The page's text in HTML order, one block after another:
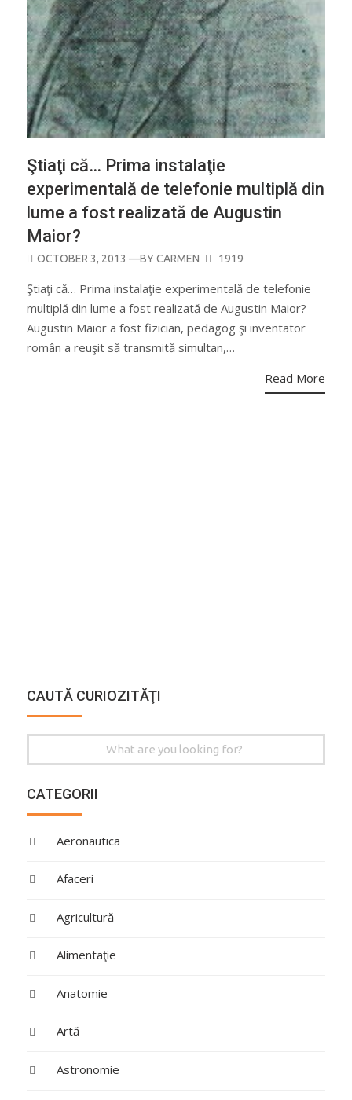
Ştiaţi că… Prima instalaţie
experimentală de telefonie multiplă din
lume a fost realizată de Augustin
Maior?
POSTED
OCTOBER 3, 2013 —BYCARMEN 1919
Ştiaţi că… Prima instalaţie experimentală de telefonie
multiplă din lume a fost realizată de Augustin Maior?
Augustin Maior a fost fizician, pedagog şi inventator
român a reuşit să transmită simultan,…
Read More
CAUTĂ CURIOZITĂŢI
for:
CATEGORII
Aeronautica
Afaceri
Agricultură
Alimentaţie
Anatomie
Artă
Astronomie